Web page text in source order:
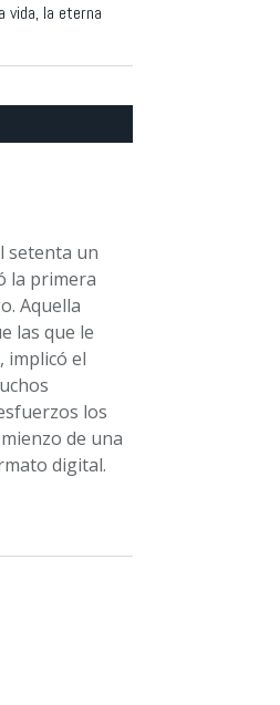
vida, la eterna
setenta un
la primera
Aquella
las que le
implicó el
los
de una
digital.